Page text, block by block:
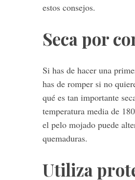
estos consejos.
Seca por
Si has de hacer una
has de romper si no
qué es tan importante
temperatura media de
el pelo mojado puede
quemaduras.
Utiliza
a
r
f
o